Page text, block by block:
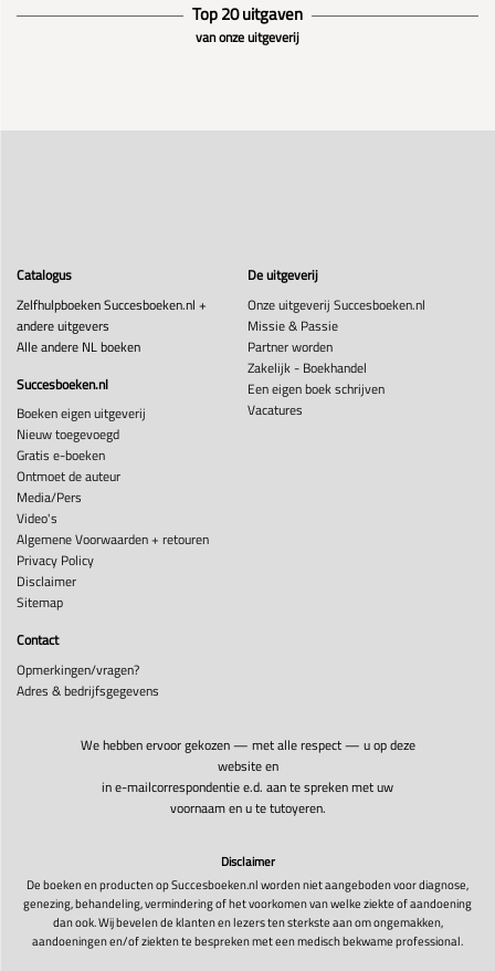
Top 20 uitgaven
van onze uitgeverij
Catalogus
Zelfhulpboeken Succesboeken.nl +
andere uitgevers
Alle andere NL boeken
Succesboeken.nl
Boeken eigen uitgeverij
Nieuw toegevoegd
Gratis e-boeken
Ontmoet de auteur
Media/Pers
Video's
Algemene Voorwaarden + retouren
Privacy Policy
Disclaimer
Sitemap
De uitgeverij
Onze uitgeverij Succesboeken.nl
Missie & Passie
Partner worden
Zakelijk - Boekhandel
Een eigen boek schrijven
Vacatures
Contact
Opmerkingen/vragen?
Adres & bedrijfsgegevens
We hebben ervoor gekozen — met alle respect — u op deze
website en
in e-mailcorrespondentie e.d. aan te spreken met uw
voornaam en u te tutoyeren.
Disclaimer
De boeken en producten op Succesboeken.nl worden niet aangeboden voor diagnose,
genezing, behandeling, vermindering of het voorkomen van welke ziekte of aandoening
dan ook. Wij bevelen de klanten en lezers ten sterkste aan om ongemakken,
aandoeningen en/of ziekten te bespreken met een medisch bekwame professional.